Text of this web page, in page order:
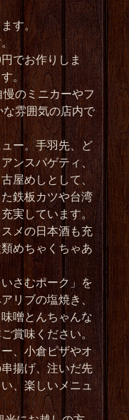
す。
でお作りしま
。
のミニカーやフ
な雰囲気の店内で
ー。手羽先、ど
ンスパゲティ、
屋めしとして、
鉄板カツや台湾
実しています。
メの日本酒も充
めちゃくちゃあ
さむポーク」を
リブの塩焼き、
噌とんちゃんな
賞味ください。
、小倉ピザやオ
揚げ、注いだ先
、楽しいメニュ